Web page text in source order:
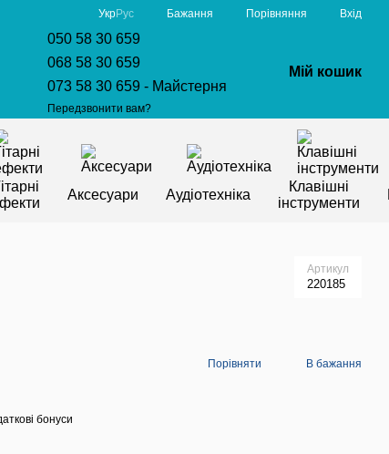
УкрРус Бажання Порівняння Вхід
050 58 30 659
068 58 30 659
073 58 30 659 - Майстерня
Передзвонити вам?
Мій кошик
Аксесуари Аудіотехніка
Клавішні
інструменти
Артикул
220185
Порівняти В бажання
бонуси